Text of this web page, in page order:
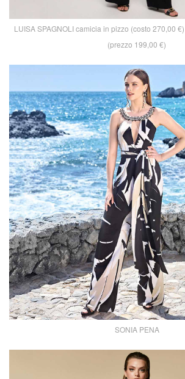
LUISA SPAGNOLI camicia in pizzo (costo 270,00
(prezzo 199,00 €)
SONIA PENA